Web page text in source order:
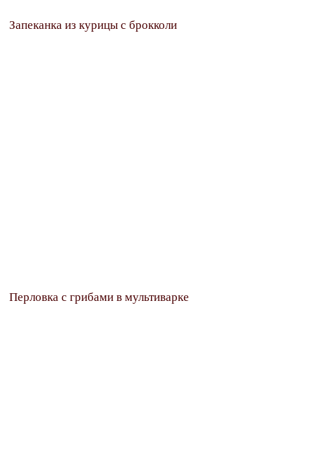
Запеканка из курицы с брокколи
Перловка с грибами в мультиварке